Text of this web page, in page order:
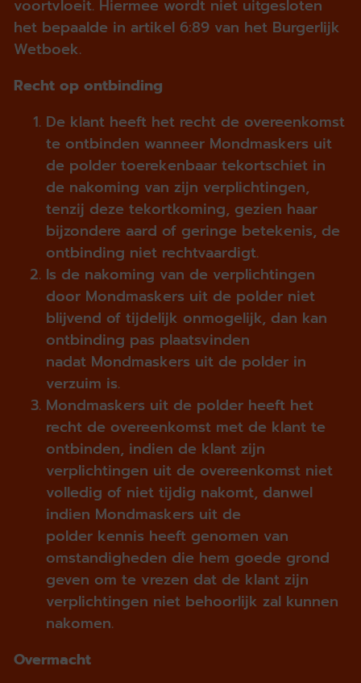
voortvloeit. Hiermee wordt niet uitgesloten
het bepaalde in artikel 6:89 van het Burgerlijk
Wetboek.
Recht op ontbinding
De klant heeft het recht de overeenkomst
te ontbinden wanneer Mondmaskers uit
de polder toerekenbaar tekortschiet in
de nakoming van zijn verplichtingen,
tenzij deze tekortkoming, gezien haar
bijzondere aard of geringe betekenis, de
ontbinding niet rechtvaardigt.
Is de nakoming van de verplichtingen
door Mondmaskers uit de polder niet
blijvend of tijdelijk onmogelijk, dan kan
ontbinding pas plaatsvinden
nadat Mondmaskers uit de polder in
verzuim is.
Mondmaskers uit de polder heeft het
recht de overeenkomst met de klant te
ontbinden, indien de klant zijn
verplichtingen uit de overeenkomst niet
volledig of niet tijdig nakomt, danwel
indien Mondmaskers uit de
polder kennis heeft genomen van
omstandigheden die hem goede grond
geven om te vrezen dat de klant zijn
verplichtingen niet behoorlijk zal kunnen
nakomen.
Overmacht